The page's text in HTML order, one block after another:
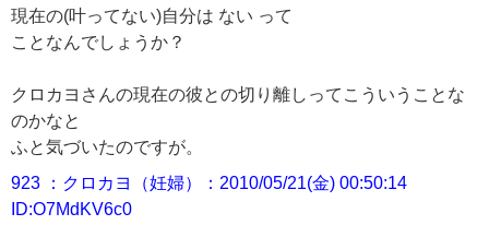
現在の(叶ってない)自分は ない って
ことなんでしょうか？
クロカヨさんの現在の彼との切り離しってこういうことな
のかなと
ふと気づいたのですが。
923 ：クロカヨ（妊婦）：2010/05/21(金) 00:50:14
ID:O7MdKV6c0